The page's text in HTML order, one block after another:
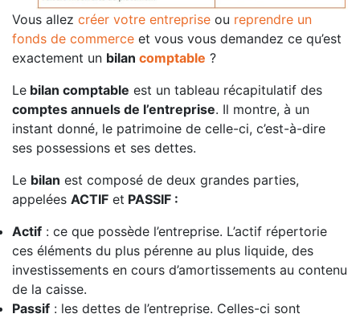
Vous allez créer votre entreprise ou reprendre un
fonds de commerce et vous vous demandez ce qu’est
exactement un bilan comptable ?
Le bilan comptable est un tableau récapitulatif des
comptes annuels de l’entreprise. Il montre, à un
instant donné, le patrimoine de celle-ci, c’est-à-dire
ses possessions et ses dettes.
Le bilan est composé de deux grandes parties,
appelées ACTIF et PASSIF :
Actif : ce que possède l’entreprise. L’actif répertorie
ces éléments du plus pérenne au plus liquide, des
investissements en cours d’amortissements au contenu
de la caisse.
Passif : les dettes de l’entreprise. Celles-ci sont